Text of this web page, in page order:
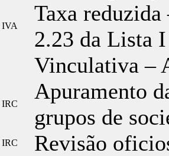
IVA
Taxa
2.23 da Lista
Vinculativa –
IRC
Apuramento
grupos de
IRC Revisão